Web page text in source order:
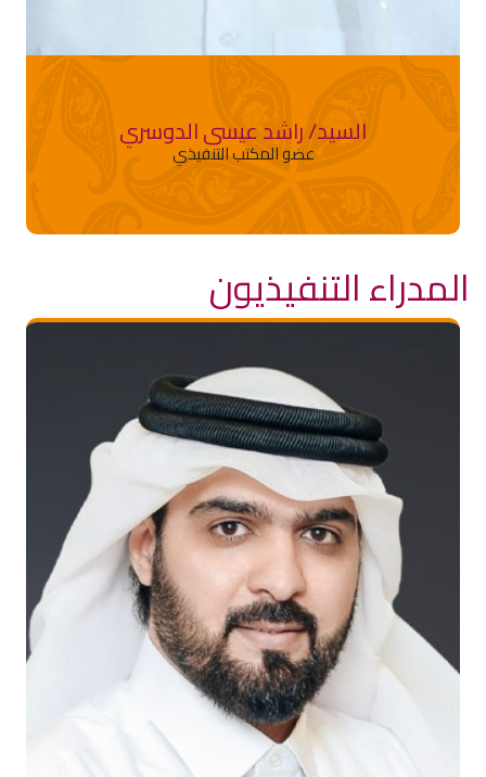
السيد/ راشد عيسى الدوسري
عضو المكتب التنفيذي
المدراء التنفيذيون